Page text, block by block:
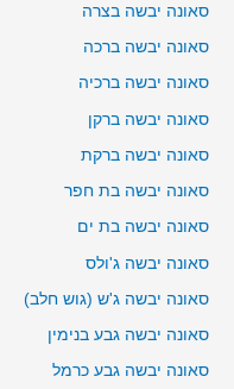
סאונה יבשה בצרה
סאונה יבשה ברכה
סאונה יבשה ברכיה
סאונה יבשה ברקן
סאונה יבשה ברקת
סאונה יבשה בת חפר
סאונה יבשה בת ים
סאונה יבשה ג'ולס
סאונה יבשה ג'ש (גוש חלב)
סאונה יבשה גבע בנימין
סאונה יבשה גבע כרמל